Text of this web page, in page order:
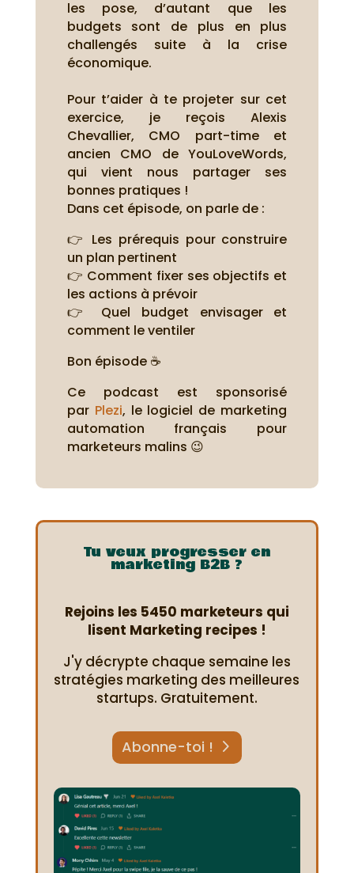
les pose, d’autant que les
budgets sont de plus en plus
challengés suite à la crise
économique.
Pour t’aider à te projeter sur cet
exercice, je reçois Alexis
Chevallier, CMO part-time et
ancien CMO de YouLoveWords,
qui vient nous partager ses
bonnes pratiques !
Dans cet épisode, on parle de :
👉 Les prérequis pour construire
un plan pertinent
👉 Comment fixer ses objectifs et
les actions à prévoir
👉 Quel budget envisager et
comment le ventiler
Bon épisode ☕
Ce podcast est sponsorisé
par Plezi, le logiciel de marketing
automation français pour
marketeurs malins 😉
Tu veux progresser en
marketing B2B ?
Rejoins les 5450 marketeurs qui
lisent Marketing recipes !
J'y décrypte chaque semaine les
stratégies marketing des meilleures
startups. Gratuitement.
Abonne-toi !